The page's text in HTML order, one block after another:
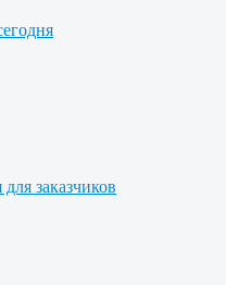
заказчиков